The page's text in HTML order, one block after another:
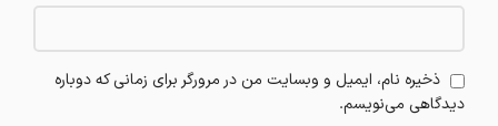
ذخیره نام، ایمیل و وبسایت من در مرورگر برای زمانی که دوباره
دیدگاهی می‌نویسم.